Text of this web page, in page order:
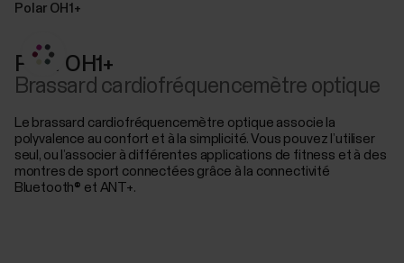
Polar OH1+
Polar OH1+
Brassard cardiofréquencemètre optique
Le brassard cardiofréquencemètre optique associe la
polyvalence au confort et à la simplicité. Vous pouvez l’utiliser
seul, ou l’associer à différentes applications de fitness et à des
montres de sport connectées grâce à la connectivité
Bluetooth® et ANT+.